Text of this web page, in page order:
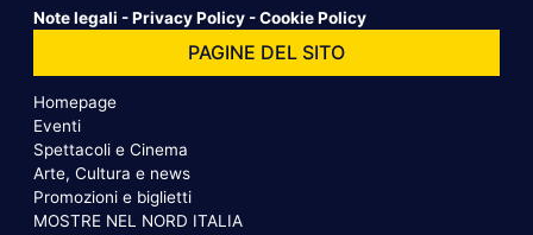
Note legali -Privacy Policy -Cookie Policy
PAGINE DEL SITO
Homepage
Eventi
Spettacoli e Cinema
Arte, Cultura e news
Promozioni e biglietti
MOSTRE NEL NORD ITALIA